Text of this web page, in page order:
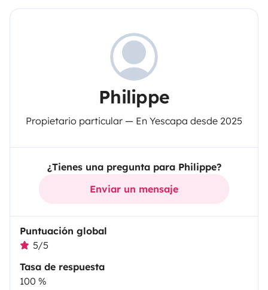
Philippe
Propietario particular — En Yescapa desde 2025
¿Tienes una pregunta para Philippe?
Enviar un mensaje
Puntuación global
5/5
Tasa de respuesta
100 %